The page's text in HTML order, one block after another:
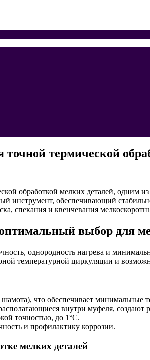
термической
обработкой мелких деталей, одним
инструмент, обеспечивающий
спекания и квенчевания
выбор для
однородность нагрева и
температурной циркуляции и
что обеспечивает минимальные
внутри муфеля, создают
точностью, до 1°C.
и профилактику коррозии.
мелких деталей